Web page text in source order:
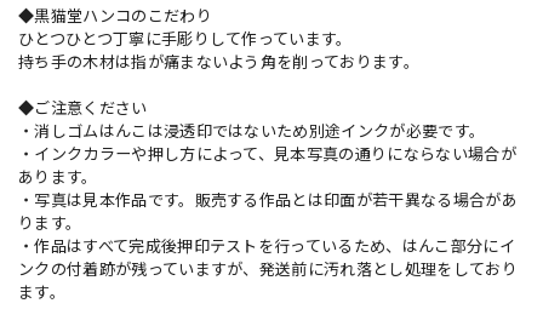
◆黒猫堂ハンコのこだわり
ひとつひとつ丁寧に手彫りして作っています。
持ち手の木材は指が痛まないよう角を削っております。
◆ご注意ください
・消しゴムはんこは浸透印ではないため別途インクが必要です。
・インクカラーや押し方によって、見本写真の通りにならない場合が
あります。
・写真は見本作品です。販売する作品とは印面が若干異なる場合があ
ります。
・作品はすべて完成後押印テストを行っているため、はんこ部分にイ
ンクの付着跡が残っていますが、発送前に汚れ落とし処理をしており
ます。